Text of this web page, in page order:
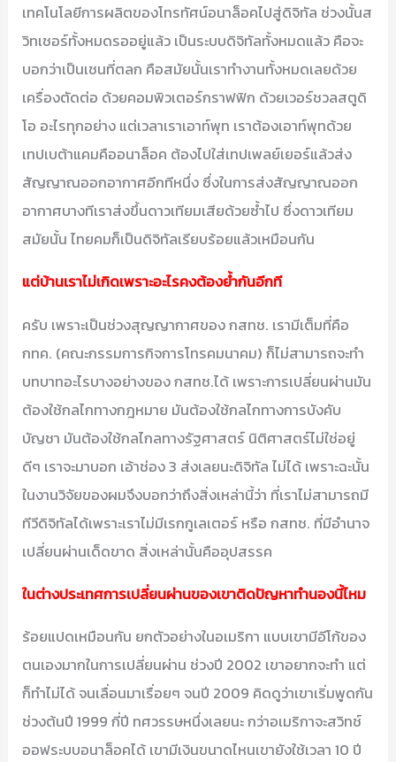
เทคโนโลยีการผลิตของโทรทัศน์อนาล็อคไปสู่ดิจิทัล ช่วงนั้นส
วิทเชอร์ทั้งหมดรออยู่แล้ว เป็นระบบดิจิทัลทั้งหมดแล้ว คือจะ
บอกว่าเป็นเชนที่ตลก คือสมัยนั้นเราทำงานทั้งหมดเลยด้วย
เครื่องตัดต่อ ด้วยคอมพิวเตอร์กราฟฟิก ด้วยเวอร์ชวลสตูดิ
โอ อะไรทุกอย่าง แต่เวลาเราเอาท์พุท เราต้องเอาท์พุทด้วย
เทปเบต้าแคมคืออนาล็อค ต้องไปใส่เทปเพลย์เยอร์แล้วส่ง
สัญญาณออกอากาศอีกทีหนึ่ง ซึ่งในการส่งสัญญาณออก
อากาศบางทีเราส่งขึ้นดาวเทียมเสียด้วยซ้ำไป ซึ่งดาวเทียม
สมัยนั้น ไทยคมก็เป็นดิจิทัลเรียบร้อยแล้วเหมือนกัน
แต่บ้านเราไม่เกิดเพราะอะไรคงต้องย้ำกันอีกที
ครับ เพราะเป็นช่วงสุญญากาศของ กสทช. เรามีเต็มที่คือ
กทค. (คณะกรรมการกิจการโทรคมนาคม) ก็ไม่สามารถจะทำ
บทบาทอะไรบางอย่างของ กสทช.ได้ เพราะการเปลี่ยนผ่านมัน
ต้องใช้กลไกทางกฎหมาย มันต้องใช้กลไกทางการบังคับ
บัญชา มันต้องใช้กลไกลทางรัฐศาสตร์ นิติศาสตร์ไม่ใช่อยู่
ดีๆ เราจะมาบอก เอ้าช่อง 3 ส่งเลยนะดิจิทัล ไม่ได้ เพราะฉะนั้น
ในงานวิจัยของผมจึงบอกว่าถึงสิ่งเหล่านี้ว่า ที่เราไม่สามารถมี
ทีวีดิจิทัลได้เพราะเราไม่มีเรกกูเลเตอร์ หรือ กสทช. ที่มีอำนาจ
เปลี่ยนผ่านเด็ดขาด สิ่งเหล่านั้นคืออุปสรรค
ในต่างประเทศการเปลี่ยนผ่านของเขาติดปัญหาทำนองนี้ไหม
ร้อยแปดเหมือนกัน ยกตัวอย่างในอเมริกา แบบเขามีอีโก้ของ
ตนเองมากในการเปลี่ยนผ่าน ช่วงปี 2002 เขาอยากจะทำ แต่
ก็ทำไม่ได้ จนเลื่อนมาเรื่อยๆ จนปี 2009 คิดดูว่าเขาเริ่มพูดกัน
ช่วงต้นปี 1999 กี่ปี ทศวรรษหนึ่งเลยนะ กว่าอเมริกาจะสวิทช์
ออฟระบบอนาล็อคได้ เขามีเงินขนาดไหนเขายังใช้เวลา 10 ปี